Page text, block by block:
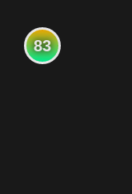
83